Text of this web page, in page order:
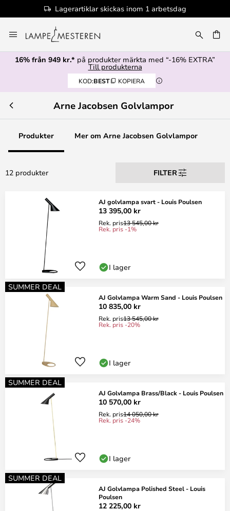
Lagerartiklar skickas inom 1 arbetsdag
till
innehållet
16% från 949 kr.* på produkter märkta med “-16% EXTRA”
Till produkterna
KOD:BEST KOPIERA
Arne Jacobsen Golvlampor
Produkter Mer om Arne Jacobsen Golvlampor
12 produkter FILTER
AJ golvlampa svart - Louis Poulsen
13 395,00 kr
Rek. pris13 545,00 kr
Rek. pris -1%
I lager
SUMMER DEAL
AJ Golvlampa Warm Sand - Louis Poulsen
10 835,00 kr
Rek. pris13 545,00 kr
Rek. pris -20%
I lager
SUMMER DEAL
AJ Golvlampa Brass/Black - Louis Poulsen
10 570,00 kr
Rek. pris14 050,00 kr
Rek. pris -24%
I lager
SUMMER DEAL
AJ Golvlampa Polished Steel - Louis
Poulsen
12 225,00 kr